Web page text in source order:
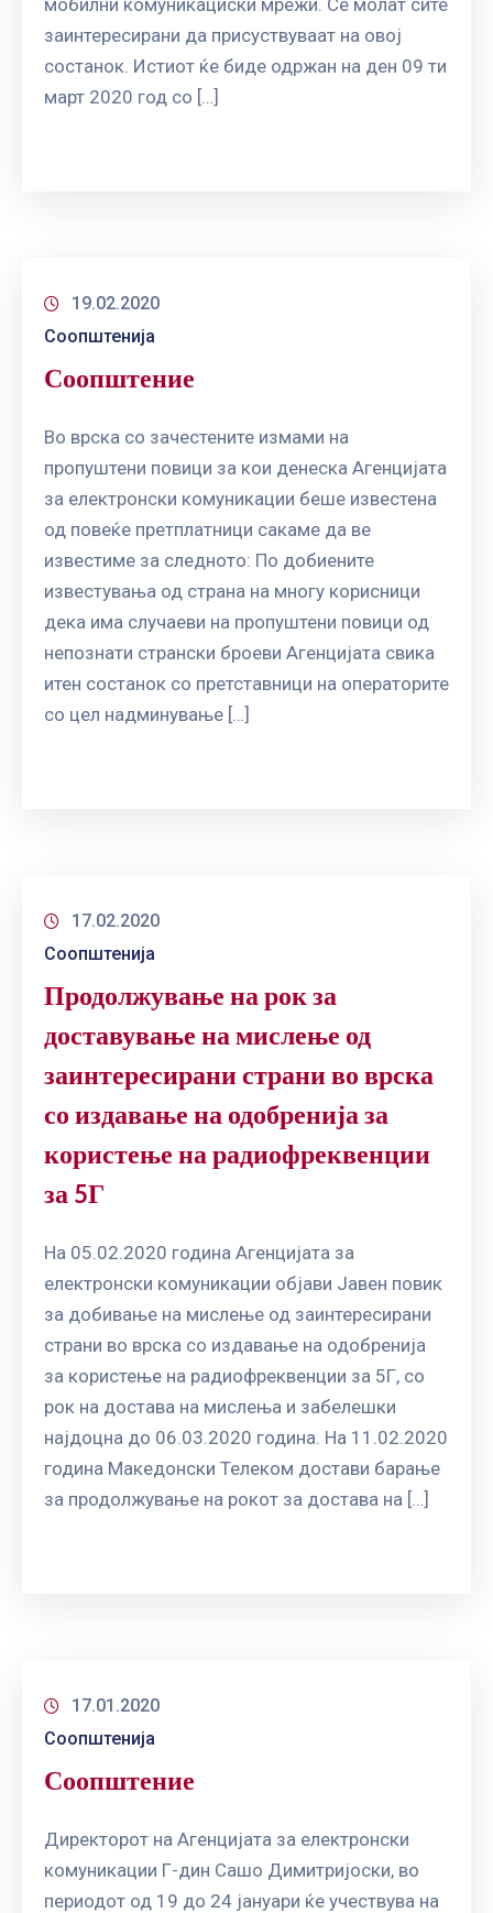
заинтересирани да присуствуваат на овој
состанок. Истиот ќе биде одржан на ден 09 ти
март 2020 год со […]
19.02.2020
Соопштенија
Соопштение
Во врска со зачестените измами на
пропуштени повици за кои денеска Агенцијата
за електронски комуникации беше известена
од повеќе претплатници сакаме да ве
известиме за следното: По добиените
известувања од страна на многу корисници
дека има случаеви на пропуштени повици од
непознати странски броеви Агенцијата свика
итен состанок со претставници на операторите
со цел надминување […]
17.02.2020
Соопштенија
Продолжување на рок за
доставување на мислење од
заинтересирани страни во врска
со издавање на одобренија за
користење на радиофреквенции
за 5Г
На 05.02.2020 година Агенцијата за
електронски комуникации објави Јавен повик
за добивање на мислење од заинтересирани
страни во врска со издавање на одобренија
за користење на радиофреквенции за 5Г, со
рок на достава на мислења и забелешки
најдоцна до 06.03.2020 година. На 11.02.2020
година Македонски Телеком достави барање
за продолжување на рокот за достава на […]
17.01.2020
Соопштенија
Соопштение
Директорот на Агенцијата за електронски
комуникации Г-дин Сашо Димитријоски, во
периодот од 19 до 24 јануари ќе учествува на